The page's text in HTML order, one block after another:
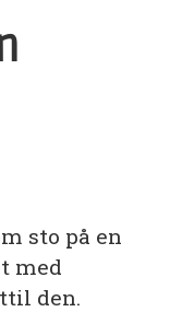
sto på en
med
den.